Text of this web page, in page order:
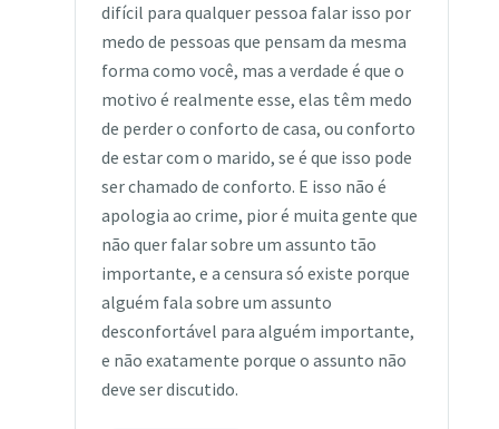
difícil para qualquer pessoa falar isso por
medo de pessoas que pensam da mesma
forma como você, mas a verdade é que o
motivo é realmente esse, elas têm medo
de perder o conforto de casa, ou conforto
de estar com o marido, se é que isso pode
ser chamado de conforto. E isso não é
apologia ao crime, pior é muita gente que
não quer falar sobre um assunto tão
importante, e a censura só existe porque
alguém fala sobre um assunto
desconfortável para alguém importante,
e não exatamente porque o assunto não
deve ser discutido.